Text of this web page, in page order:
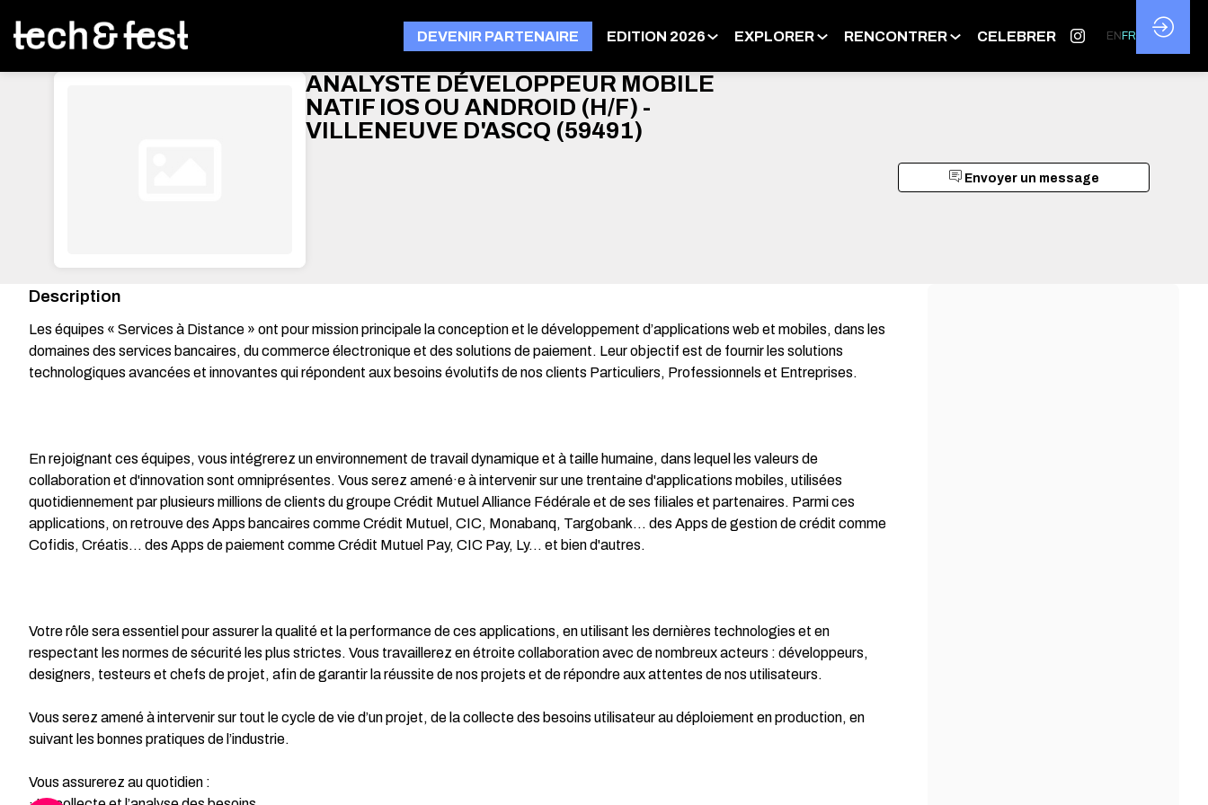
DEVENIR PARTENAIRE EDITION 2026 EXPLORER RENCONTRER CELEBRER EN FR
Envoyer un message
ANALYSTE DÉVELOPPEUR MOBILE
NATIF IOS OU ANDROID (H/F) -
VILLENEUVE D'ASCQ (59491)
Description
Les équipes « Services à Distance » ont pour mission principale la conception et le développement d’applications web et mobiles, dans les
domaines des services bancaires, du commerce électronique et des solutions de paiement. Leur objectif est de fournir les solutions
technologiques avancées et innovantes qui répondent aux besoins évolutifs de nos clients Particuliers, Professionnels et Entreprises.
En rejoignant ces équipes, vous intégrerez un environnement de travail dynamique et à taille humaine, dans lequel les valeurs de
collaboration et d'innovation sont omniprésentes. Vous serez amené·e à intervenir sur une trentaine d'applications mobiles, utilisées
quotidiennement par plusieurs millions de clients du groupe Crédit Mutuel Alliance Fédérale et de ses filiales et partenaires. Parmi ces
applications, on retrouve des Apps bancaires comme Crédit Mutuel, CIC, Monabanq, Targobank… des Apps de gestion de crédit comme
Cofidis, Créatis… des Apps de paiement comme Crédit Mutuel Pay, CIC Pay, Ly… et bien d'autres.
Votre rôle sera essentiel pour assurer la qualité et la performance de ces applications, en utilisant les dernières technologies et en
respectant les normes de sécurité les plus strictes. Vous travaillerez en étroite collaboration avec de nombreux acteurs : développeurs,
designers, testeurs et chefs de projet, afin de garantir la réussite de nos projets et de répondre aux attentes de nos utilisateurs.
Vous serez amené à intervenir sur tout le cycle de vie d’un projet, de la collecte des besoins utilisateur au déploiement en production, en
suivant les bonnes pratiques de l’industrie.
Vous assurerez au quotidien :